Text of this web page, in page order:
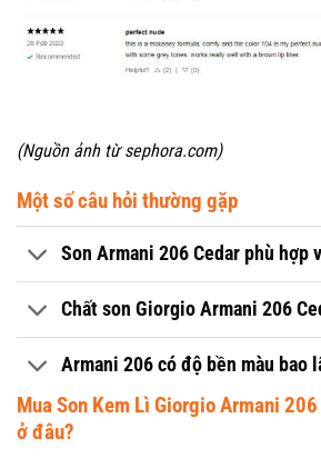
(Nguồn ảnh từ sephora.com)
Một số câu hỏi thường gặp
Son Armani 206 Cedar phù hợp
Chất son Giorgio Armani 206
Armani 206 có độ bền màu bao
Mua Son Kem Lì Giorgio Armani
ở đâu?